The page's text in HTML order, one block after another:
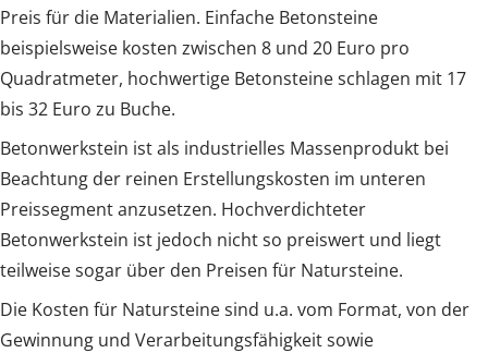
Preis für die Materialien. Einfache Betonsteine
beispielsweise kosten zwischen 8 und 20 Euro pro
Quadratmeter, hochwertige Betonsteine schlagen mit 17
bis 32 Euro zu Buche.
Betonwerkstein ist als industrielles Massenprodukt bei
Beachtung der reinen Erstellungskosten im unteren
Preissegment anzusetzen. Hochverdichteter
Betonwerkstein ist jedoch nicht so preiswert und liegt
teilweise sogar über den Preisen für Natursteine.
Die Kosten für Natursteine sind u.a. vom Format, von der
Gewinnung und Verarbeitungsfähigkeit sowie